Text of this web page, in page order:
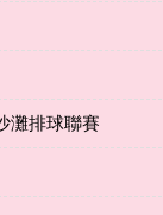
灘排球聯賽